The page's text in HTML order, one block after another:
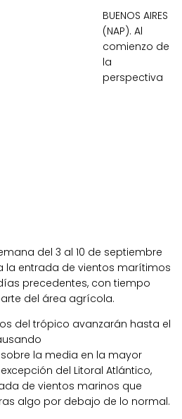
BUENOS AIRES
(NAP). Al
comienzo de
la
perspectiva
del 3 al 10 de septiembre
la entrada de vientos marítimos
precedentes, con tiempo
del área agrícola.
del trópico avanzarán hasta el
la media en la mayor
del Litoral Atlántico,
de vientos marinos que
algo por debajo de lo normal.